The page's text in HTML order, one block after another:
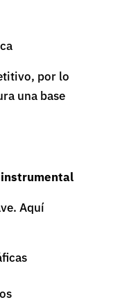
por lo
una base
Aquí